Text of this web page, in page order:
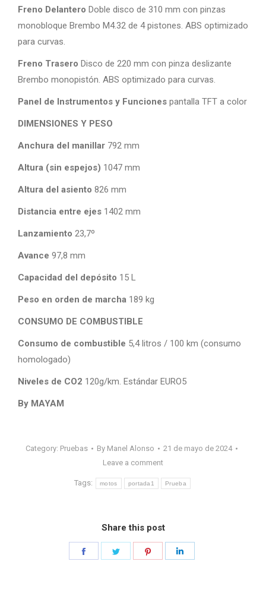
Freno Delantero Doble disco de 310 mm con pinzas
monobloque Brembo M4.32 de 4 pistones. ABS optimizado
para curvas.
Freno Trasero Disco de 220 mm con pinza deslizante
Brembo monopistón. ABS optimizado para curvas.
Panel de Instrumentos y Funciones pantalla TFT a color
DIMENSIONES Y PESO
Anchura del manillar 792 mm
Altura (sin espejos) 1047 mm
Altura del asiento 826 mm
Distancia entre ejes 1402 mm
Lanzamiento 23,7º
Avance 97,8 mm
Capacidad del depósito 15 L
Peso en orden de marcha 189 kg
CONSUMO DE COMBUSTIBLE
Consumo de combustible 5,4 litros / 100 km (consumo
homologado)
Niveles de CO2 120g/km. Estándar EURO5
By MAYAM
Category: Pruebas By Manel Alonso
21 de mayo de 2024
Leave a comment
Tags: motos portada1 Prueba
Share this post